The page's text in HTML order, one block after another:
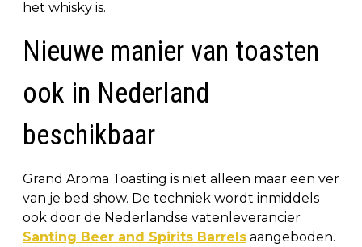
het whisky is.
Nieuwe manier van toasten
ook in Nederland
beschikbaar
Grand Aroma Toasting is niet alleen maar een ver
van je bed show. De techniek wordt inmiddels
ook door de Nederlandse vatenleverancier
Santing Beer and Spirits Barrels aangeboden.